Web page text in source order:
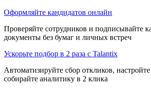
Оформляйте кандидатов онлайн
Проверяйте сотрудников и подписывайте
документы без бумаг и личных встреч
Ускорьте подбор в 2 раза с Talantix
Автоматизируйте сбор откликов,
собирайте аналитику в 2 клика